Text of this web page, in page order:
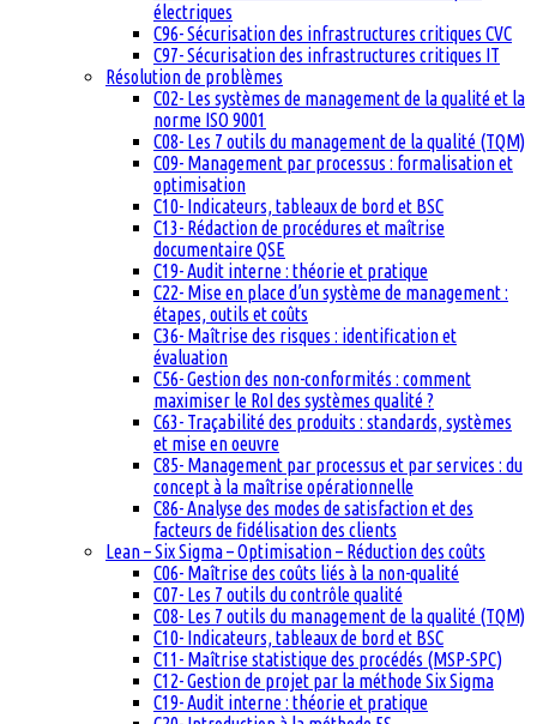
électriques
C96- Sécurisation des infrastructures critiques CVC
C97- Sécurisation des infrastructures critiques IT
Résolution de problèmes
C02- Les systèmes de management de la qualité et la
norme ISO 9001
C08- Les 7 outils du management de la qualité (TQM)
C09- Management par processus : formalisation et
optimisation
C10- Indicateurs, tableaux de bord et BSC
C13- Rédaction de procédures et maîtrise
documentaire QSE
C19- Audit interne : théorie et pratique
C22- Mise en place d’un système de management :
étapes, outils et coûts
C36- Maîtrise des risques : identification et
évaluation
C56- Gestion des non-conformités : comment
maximiser le RoI des systèmes qualité ?
C63- Traçabilité des produits : standards, systèmes
et mise en oeuvre
C85- Management par processus et par services : du
concept à la maîtrise opérationnelle
C86- Analyse des modes de satisfaction et des
facteurs de fidélisation des clients
Lean – Six Sigma – Optimisation – Réduction des coûts
C06- Maîtrise des coûts liés à la non-qualité
C07- Les 7 outils du contrôle qualité
C08- Les 7 outils du management de la qualité (TQM)
C10- Indicateurs, tableaux de bord et BSC
C11- Maîtrise statistique des procédés (MSP-SPC)
C12- Gestion de projet par la méthode Six Sigma
C19- Audit interne : théorie et pratique